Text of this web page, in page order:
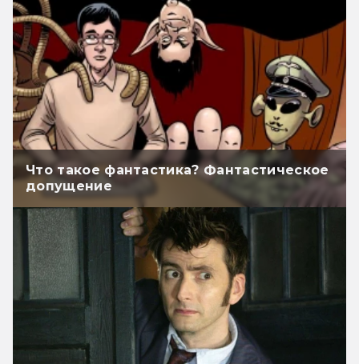
Что такое фантастика? Фантастическое
допущение